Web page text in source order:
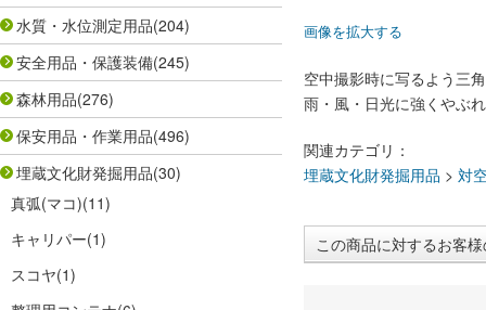
水質・水位測定用品(204)
安全用品・保護装備(245)
森林用品(276)
保安用品・作業用品(496)
埋蔵文化財発掘用品(30)
真弧(マコ)(11)
キャリパー(1)
スコヤ(1)
画像を拡大する
空中撮影時に写るよう三
雨・風・日光に強くやぶ
関連カテゴリ：
埋蔵文化財発掘用品 > 対
この商品に対するお客